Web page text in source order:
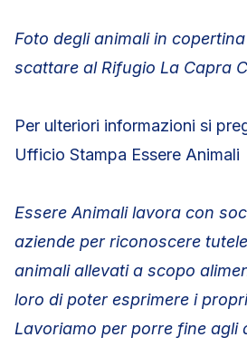
Foto degli animali in
scattare al Rifugio La Capra
Per ulteriori informazioni si
Ufficio Stampa Essere Animali
Essere Animali lavora con
aziende per riconoscere
animali allevati a scopo
loro di poter esprimere i
Lavoriamo per porre fine agli